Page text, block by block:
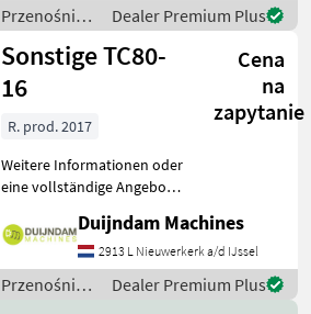
PS. Mit insgesamt 1000
Betriebsstu
Przenośniki
/ Maraton
Dealer Premium Plus
Sonstige TC80-
16
Cena
na
zapytanie
R. prod. 2017
Weitere Informationen oder
eine vollständige Angebot?
schnell an auf unsere
Duijndam Machines
Website! Sie können uns
auch anrufen.Alle zu
Duijndam Machines
2913 L Nieuwerkerk a/d IJssel
Przenośniki
Dealer Premium Plus